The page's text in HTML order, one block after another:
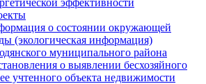
эффективности
о состоянии окружающей
(экологическая информация)
муниципального района
о выявлении бесхозяйного
учтенного объекта недвижимости